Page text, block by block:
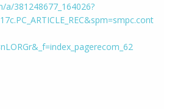
381248677_164026?